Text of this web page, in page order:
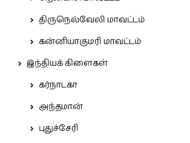
திருநெல்வேலி மாவட்டம்
கன்னியாகுமரி மாவட்டம்
இந்தியக் கிளைகள்
கர்நாடகா
அந்தமான்
புதுச்சேரி